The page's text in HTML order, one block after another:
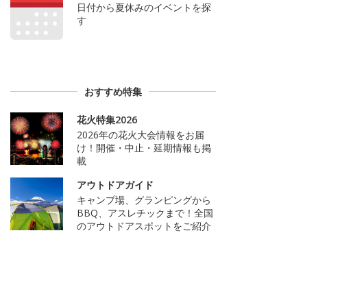
日付から夏休みのイベントを探
す
おすすめ特集
花火特集2026
2026年の花火大会情報をお届
け！開催・中止・延期情報も掲
載
アウトドアガイド
キャンプ場、グランピングから
BBQ、アスレチックまで！全国
のアウトドアスポットをご紹介